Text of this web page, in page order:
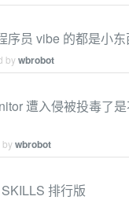
序员 vibe 的都是小东
bywbrobot
遭入侵被投毒了
bywbrobot
排行版